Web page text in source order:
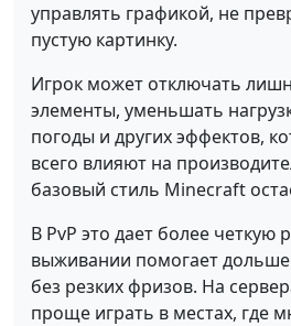
управлять графикой, не
пустую картинку.
Игрок может отключать
элементы, уменьшать
погоды и других эффектов,
всего влияют на
базовый стиль Minecraft
В PvP это дает более четкую
выживании помогает
без резких фризов. На
проще играть в местах, где